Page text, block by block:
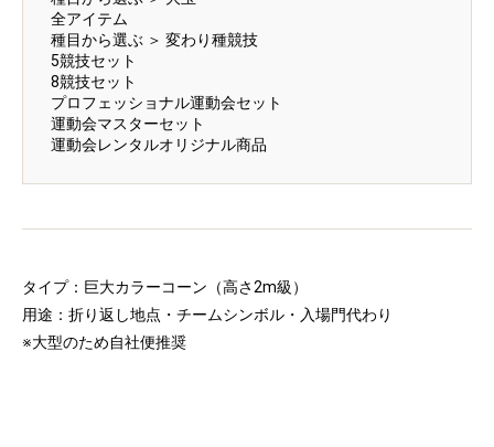
全アイテム
種目から選ぶ ＞ 変わり種競技
5競技セット
8競技セット
プロフェッショナル運動会セット
運動会マスターセット
運動会レンタルオリジナル商品
タイプ：巨大カラーコーン（高さ2m級）
用途：折り返し地点・チームシンボル・入場門代わり
※大型のため自社便推奨